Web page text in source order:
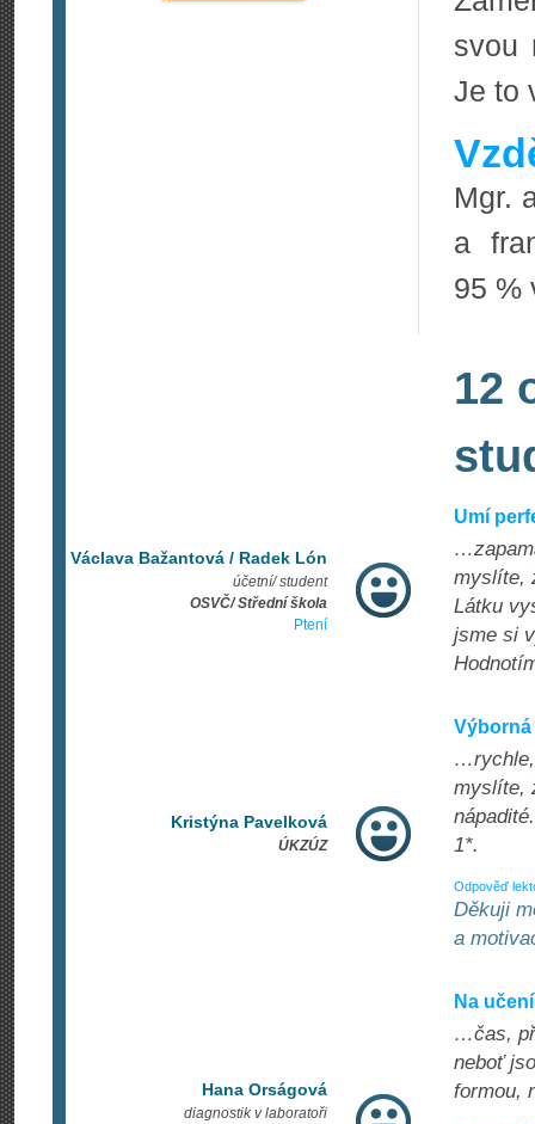
svou
Je to
Mgr.
a
95 %
12
Václava Bažantová / Radek Lón
účetní/ student
OSVČ/ Střední škola
Ptení
Umí
myslíte,
Látku
jsme si
Kristýna Pavelková
ÚKZÚZ
…rychle,
myslíte,
1*.
Odpověď
Děkuji
a
Hana Orságová
diagnostik v laboratoři
Na
…čas,
neboť
formou,